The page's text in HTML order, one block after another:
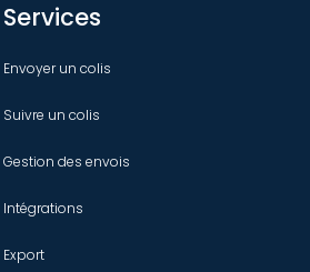
Services
Envoyer un colis
Suivre un colis
Gestion des envois
Intégrations
Export